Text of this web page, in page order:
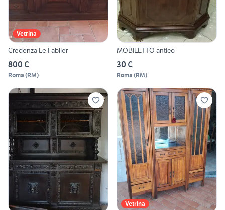
Vetrina
Credenza Le Fablier
800 €
Roma (RM)
MOBILETTO antico
30 €
Roma (RM)
Vetrina